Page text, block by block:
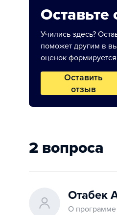
Оставьте
Учились здесь?
поможет другим в
оценок
Оставить
отзыв
2 вопроса
Отабек
О программе